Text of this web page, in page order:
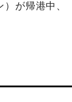
が帰港中、